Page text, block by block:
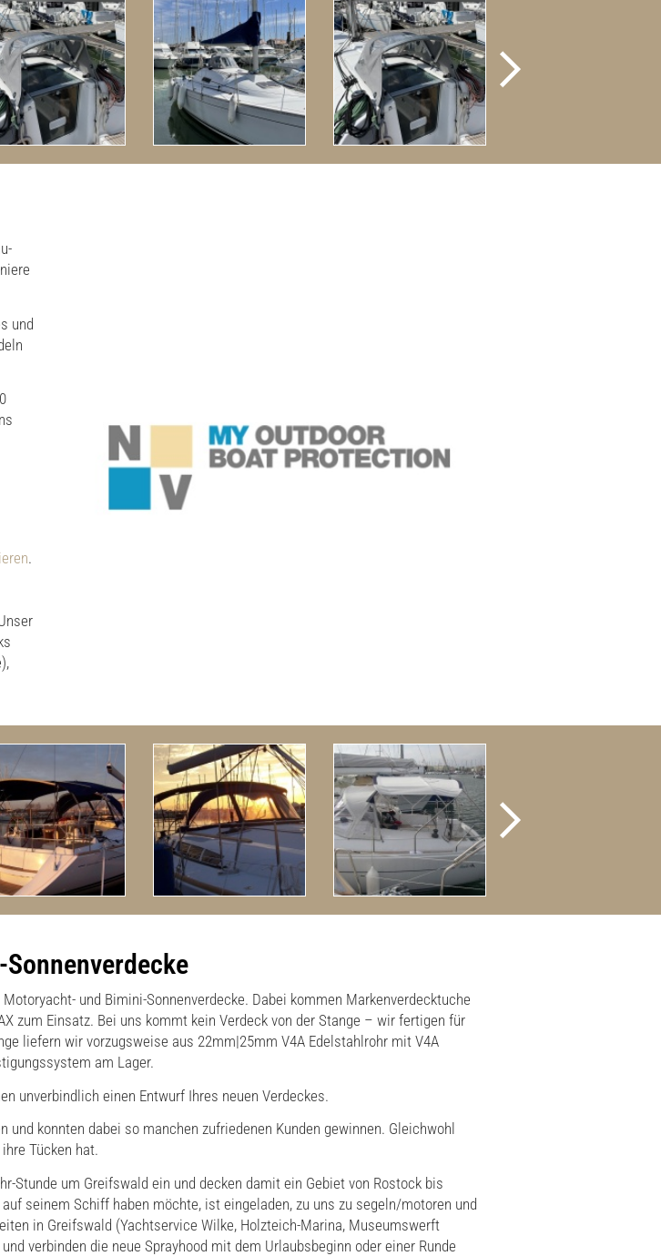
und
.
und Bimini-Sonnenverdecke. Dabei kommen Markenverdecktuche
zum Einsatz. Bei uns kommt kein Verdeck von der Stange – wir fertigen für
liefern wir vorzugsweise aus 22mm|25mm V4A Edelstahlrohr mit V4A
am Lager.
unverbindlich einen Entwurf Ihres neuen Verdeckes.
konnten dabei so manchen zufriedenen Kunden gewinnen. Gleichwohl
Tücken hat.
Stunde um Greifswald ein und decken damit ein Gebiet von Rostock bis
seinem Schiff haben möchte, ist eingeladen, zu uns zu segeln/motoren und
in Greifswald (Yachtservice Wilke, Holzteich-Marina, Museumswerft
verbinden die neue Sprayhood mit dem Urlaubsbeginn oder einer Runde